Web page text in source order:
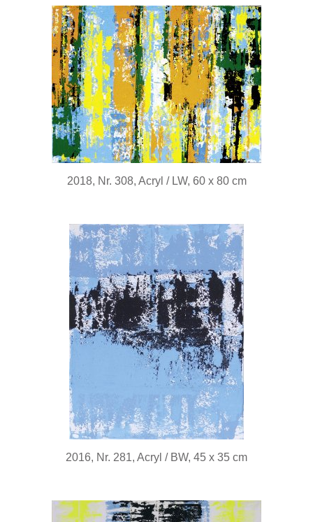
2018, Nr. 308, Acryl / LW, 60 x 80 cm
2016, Nr. 281, Acryl / BW, 45 x 35 cm